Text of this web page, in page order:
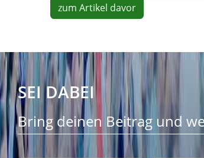
zum Artikel davor
SEI DABEI
Bring deinen Beitrag und